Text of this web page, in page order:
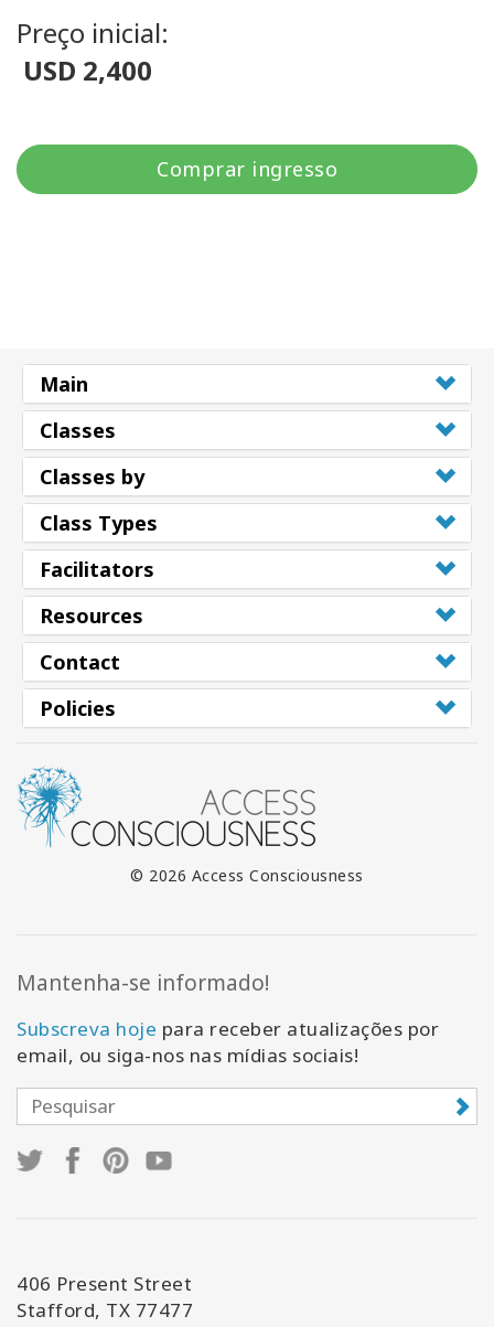
Preço inicial:
USD 2,400
Comprar ingresso
Main
Classes
Classes by
Class Types
Facilitators
Resources
Contact
Policies
© 2026 Access Consciousness
Mantenha-se informado!
Subscreva hoje para receber atualizações por
email, ou siga-nos nas mídias sociais!
406 Present Street
Stafford, TX 77477